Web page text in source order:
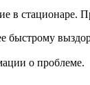
в стационаре.
быстрому
о проблеме.